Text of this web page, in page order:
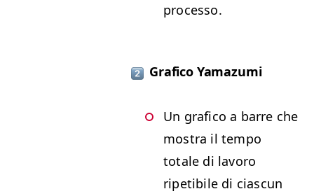
processo.
Grafico Yamazumi
Un grafico a barre che
mostra il tempo
totale di lavoro
ripetibile di ciascun